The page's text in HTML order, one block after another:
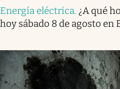
Energía eléctrica. ¿A qué
hoy sábado 8 de agosto en